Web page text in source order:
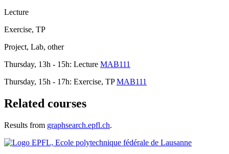
Lecture
Exercise, TP
Project, Lab, other
Thursday, 13h - 15h: Lecture MAB111
Thursday, 15h - 17h: Exercise, TPMAB111
Related courses
Results from graphsearch.epfl.ch.